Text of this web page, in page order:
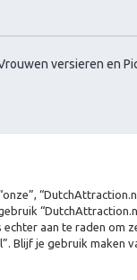
versieren en
aan te raden
Blijf je gebruik